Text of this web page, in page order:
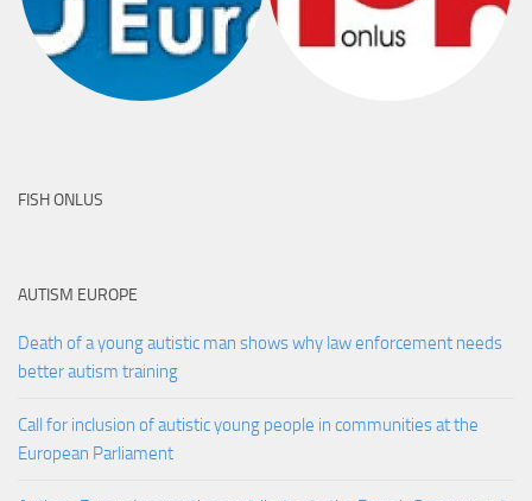
FISH ONLUS
AUTISM EUROPE
Death of a young autistic man shows why law enforcement needs
better autism training
Call for inclusion of autistic young people in communities at the
European Parliament